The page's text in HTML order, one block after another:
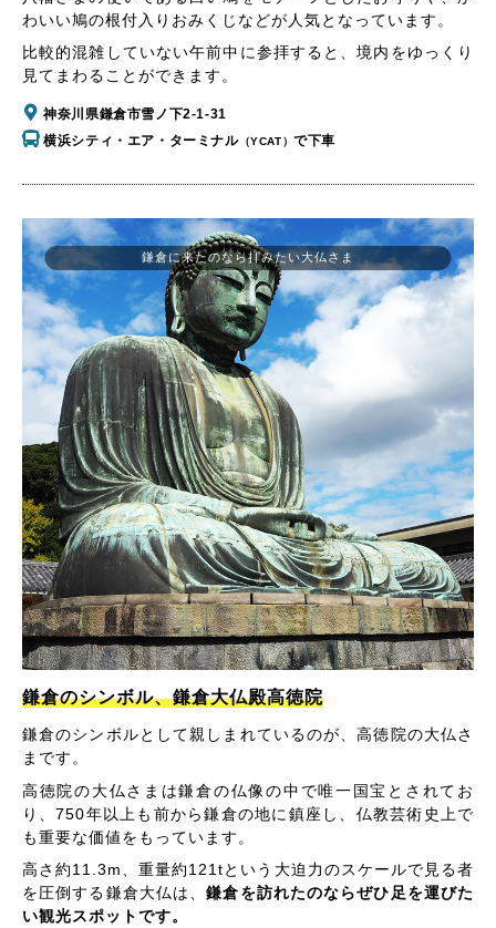
わいい鳩の根付入りおみくじなどが人気となっています。
比較的混雑していない午前中に参拝すると、境内をゆっくり
見てまわることができます。
神奈川県鎌倉市雪ノ下2-1-31
横浜シティ・エア・ターミナル（YCAT）で下車
鎌倉のシンボル、鎌倉大仏殿高徳院
鎌倉のシンボルとして親しまれているのが、高徳院の大仏さ
まです。
高徳院の大仏さまは鎌倉の仏像の中で唯一国宝とされてお
り、750年以上も前から鎌倉の地に鎮座し、仏教芸術史上で
も重要な価値をもっています。
高さ約11.3m、重量約121tという大迫力のスケールで見る者
を圧倒する鎌倉大仏は、鎌倉を訪れたのならぜひ足を運びた
い観光スポットです。
鎌倉に来たのなら拝みたい大仏さま